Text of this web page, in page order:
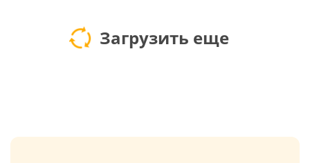
Загрузить еще